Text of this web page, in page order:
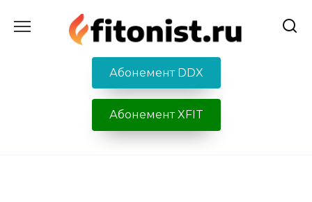
содержанию
Абонемент DDX
Абонемент XFIT